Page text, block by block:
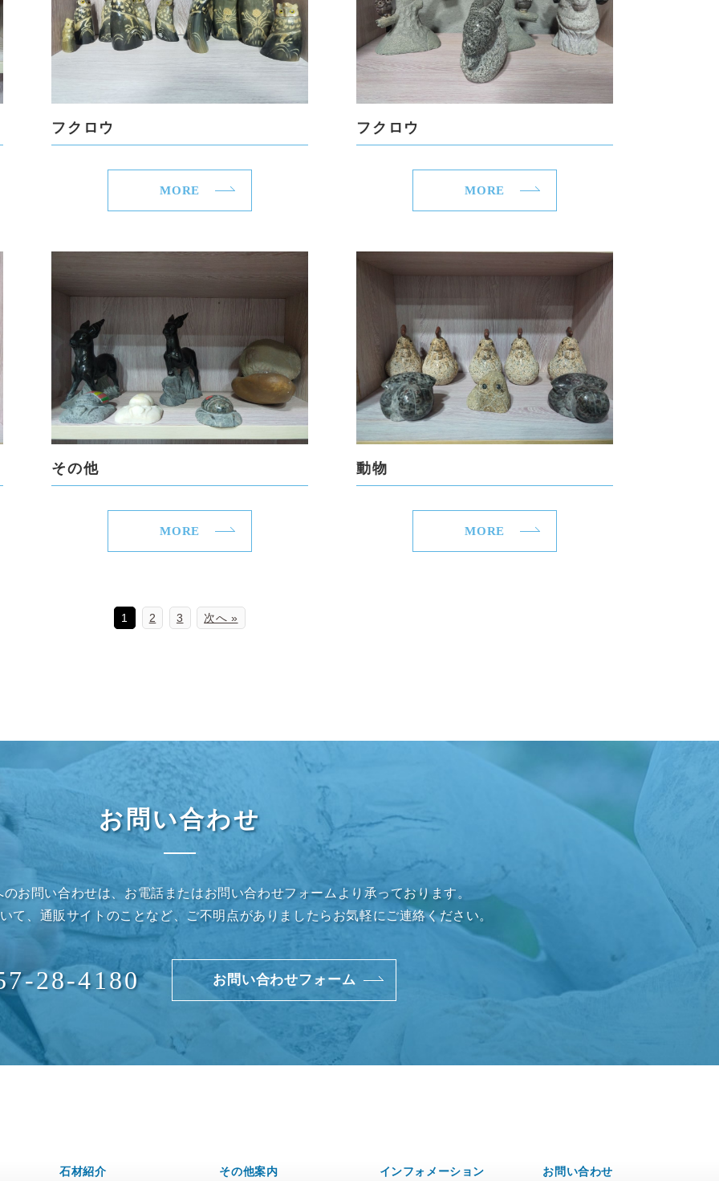
フクロウ
MORE
フクロウ
MORE
その他
MORE
動物
MORE
1 2 3 次へ »
お問い合わせ
のお問い合わせは、お電話またはお問い合わせフォームより承っております。
て、通販サイトのことなど、ご不明点がありましたらお気軽にご連絡ください。
28-4180 お問い合わせフォーム
石材紹介 その他案内 インフォメーション お問い合わせ